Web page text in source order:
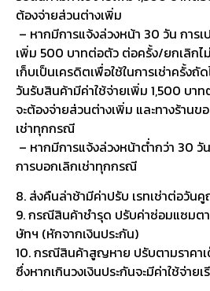
ต้องจ่ายส่วนต่างเพิ่ม
– หากมีการแจ้งล่วงหน้า 30 วัน การ
เพิ่ม 500 บาทต่อตัว ต่อครั้ง/ยกเลิกไ
เก็บเป็นเครดิตเพื่อใช้ในการเช่าครั้งถั
วันรับสินค้ามีค่าใช้จ่ายเพิ่ม 1,500 บา
จะต้องจ่ายส่วนต่างเพิ่ม และทางร้านข
เช่าทุกกรณี
– หากมีการแจ้งล่วงหน้าต่ำกว่า 30 วั
การบอกเลิกเช่าทุกกรณี
8. ส่งคืนล่าช้ามีค่าปรับ เรทเช่าต่อวัน
9. กรณีสินค้าชำรุด ปรับค่าซ่อมแซมตา
ษัทฯ (หักจากเงินประกัน)
10. กรณีสินค้าสูญหาย ปรับตามราคา
ซึ่งหากเกินวงเงินประกันจะมีค่าใช้จ่าย